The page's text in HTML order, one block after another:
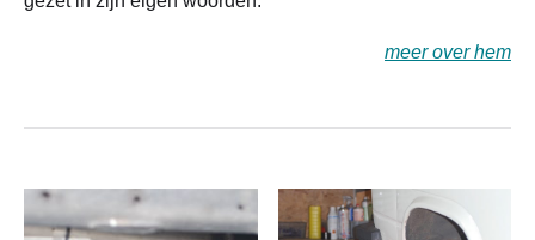
meer over hem